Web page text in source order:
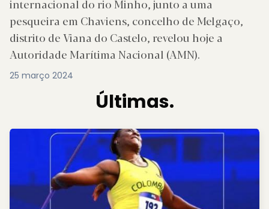
internacional do rio Minho, junto a uma
pesqueira em Chaviens, concelho de Melgaço,
distrito de Viana do Castelo, revelou hoje a
Autoridade Marítima Nacional (AMN).
25 março 2024
Últimas.